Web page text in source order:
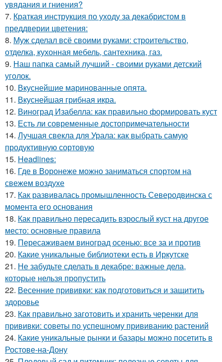
увядания и гниения?
7. Краткая инструкция по уходу за декабристом в
преддверии цветения:
8. Муж сделал всё своими руками: строительство,
отделка, кухонная мебель, сантехника, газ.
9. Наш папка самый лучший - своими руками детский
уголок.
10. Вкуснейшие маринованные опята.
11. Вкуснейшая грибная икра.
12. Виноград Изабелла: как правильно формировать куст
13. Есть ли современные достопримечательности
14. Лучшая свекла для Урала: как выбрать самую
продуктивную сортовую
15. Headlines:
16. Где в Воронеже можно заниматься спортом на
свежем воздухе
17. Как развивалась промышленность Северодвинска с
момента его основания
18. Как правильно пересадить взрослый куст на другое
место: основные правила
19. Пересаживаем виноград осенью: все за и против
20. Какие уникальные библиотеки есть в Иркутске
21. Не забудьте сделать в декабре: важные дела,
которые нельзя пропустить
22. Весенние прививки: как подготовиться и защитить
здоровье
23. Как правильно заготовить и хранить черенки для
прививки: советы по успешному прививанию растений
24. Какие уникальные рынки и базары можно посетить в
Ростове-на-Дону